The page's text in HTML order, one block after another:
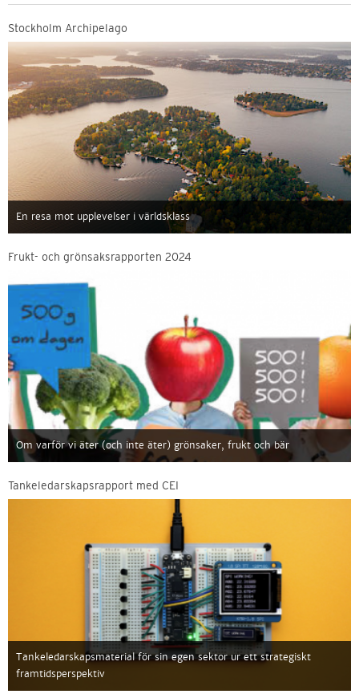
Stockholm Archipelago
En resa mot upplevelser i världsklass
Frukt- och grönsaksrapporten 2024
Om varför vi äter (och inte äter) grönsaker, frukt och bär
Tankeledarskapsrapport med CEI
Tankeledarskapsmaterial för sin egen sektor ur ett strategiskt
framtidsperspektiv